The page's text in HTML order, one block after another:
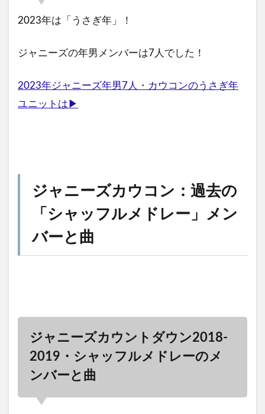
2023年は「うさぎ年」！
ジャニーズの年男メンバーは7人でした！
2023年ジャニーズ年男7人・カウコンのうさぎ年
ユニットは▶
ジャニーズカウコン：過去の
「シャッフルメドレー」メン
バーと曲
ジャニーズカウントダウン2018-
2019・シャッフルメドレーのメ
ンバーと曲